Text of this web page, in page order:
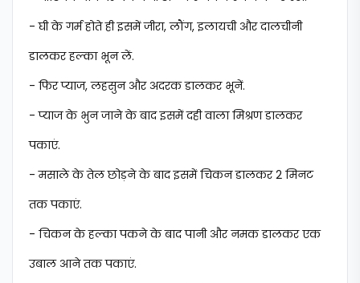
- घी के गर्म होते ही इसमें जीरा, लौंग, इलायची और दालचीनी
डालकर हल्का भून लें.
- फिर प्याज, लहसुन और अदरक डालकर भूनें.
- प्याज के भुन जाने के बाद इसमें दही वाला मिश्रण डालकर
पकाएं.
- मसाले के तेल छोड़ने के बाद इसमें चिकन डालकर 2 मिनट
तक पकाएं.
- चिकन के हल्का पकने के बाद पानी और नमक डालकर एक
उबाल आने तक पकाएं.